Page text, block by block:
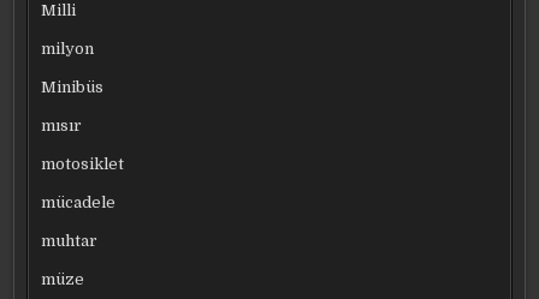
Milli
milyon
Minibüs
mısır
motosiklet
mücadele
muhtar
müze